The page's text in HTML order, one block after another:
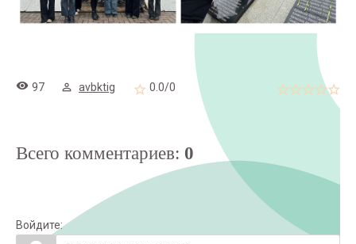
97 avbktig 0.0/0
Всего комментариев: 0
Войдите: